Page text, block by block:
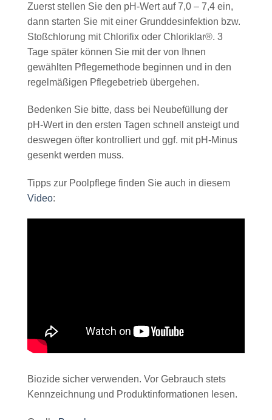
Zuerst stellen Sie den pH-Wert auf 7,0 – 7,4 ein,
dann starten Sie mit einer Grunddesinfektion bzw.
Stoßchlorung mit Chlorifix oder Chloriklar®. 3
Tage später können Sie mit der von Ihnen
gewählten Pflegemethode beginnen und in den
regelmäßigen Pflegebetrieb übergehen.
Bedenken Sie bitte, dass bei Neubefüllung der
pH-Wert in den ersten Tagen schnell ansteigt und
deswegen öfter kontrolliert und ggf. mit pH-Minus
gesenkt werden muss.
Tipps zur Poolpflege finden Sie auch in diesem
Video:
Biozide sicher verwenden. Vor Gebrauch stets
Kennzeichnung und Produktinformationen lesen.